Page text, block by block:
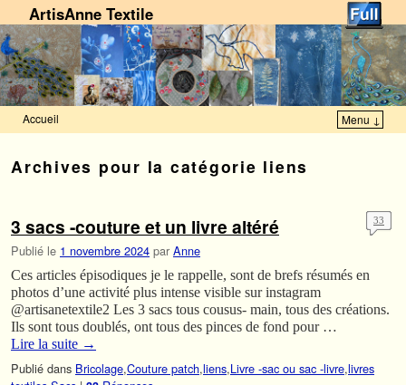
ArtisAnne Textile
Accueil Menu ↓
Archives pour la catégorie liens
3 sacs -couture et un livre altéré
Publié le 1 novembre 2024 par Anne
33
Ces articles épisodiques je le rappelle, sont de brefs résumés en
photos d’une activité plus intense visible sur instagram
@artisanetextile2 Les 3 sacs tous cousus- main, tous des créations.
Ils sont tous doublés, ont tous des pinces de fond pour …
Lire la suite →
Publié dans Bricolage,Couture patch,liens,Livre -sac ou sac -livre,livres